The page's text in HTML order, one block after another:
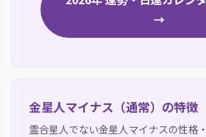
→
金星人マイナス（通常）の特徴
霊合星人でない金星人マイナスの性格